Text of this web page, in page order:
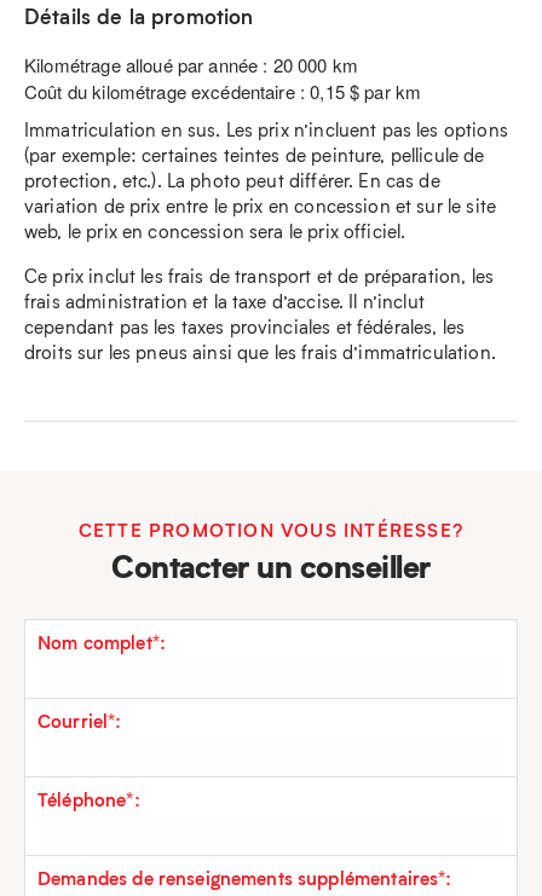
Détails de la promotion
Kilométrage alloué par année : 20 000 km
Coût du kilométrage excédentaire : 0,15 $ par km
Immatriculation en sus. Les prix n’incluent pas les options
(par exemple: certaines teintes de peinture, pellicule de
protection, etc.). La photo peut différer. En cas de
variation de prix entre le prix en concession et sur le site
web, le prix en concession sera le prix officiel.
Ce prix inclut les frais de transport et de préparation, les
frais administration et la taxe d’accise. Il n’inclut
cependant pas les taxes provinciales et fédérales, les
droits sur les pneus ainsi que les frais d’immatriculation.
CETTE PROMOTION VOUS INTÉRESSE?
Contacter un conseiller
Nom complet*:
Courriel*:
Téléphone*:
Demandes de renseignements supplémentaires*: